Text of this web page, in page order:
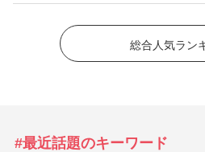
総合人気ラン
#最近話題のキーワード